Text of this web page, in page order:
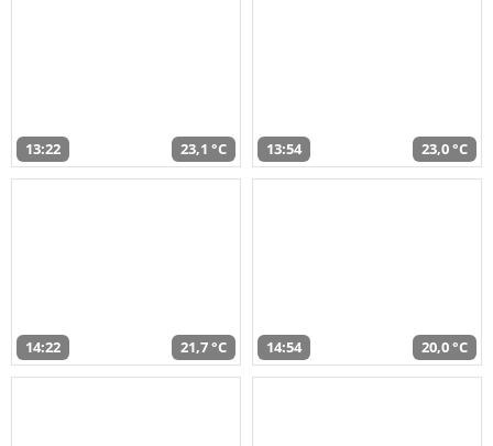
13:22 23,1 °C 13:54 23,0 °C
14:22 21,7 °C 14:54 20,0 °C